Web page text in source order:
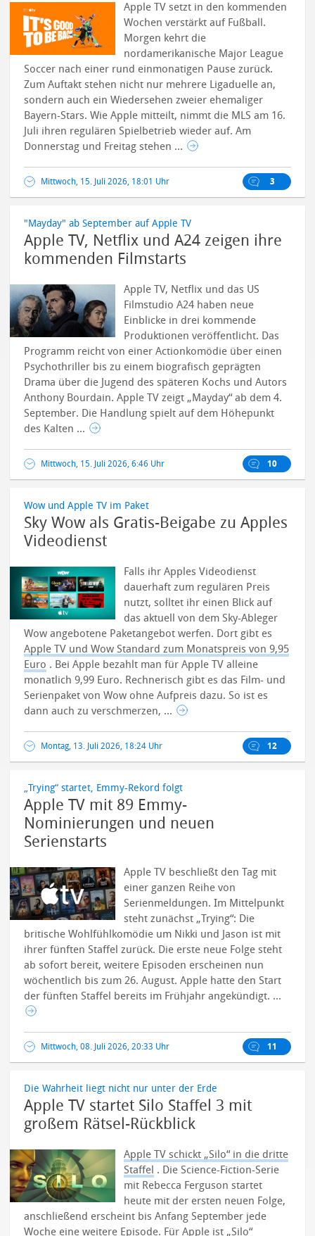
Apple TV setzt in den kommenden
Wochen verstärkt auf Fußball.
Morgen kehrt die
nordamerikanische Major League
Soccer nach einer rund einmonatigen Pause zurück.
Zum Auftakt stehen nicht nur mehrere Ligaduelle an,
sondern auch ein Wiedersehen zweier ehemaliger
Bayern-Stars.Wie Apple mitteilt, nimmt die MLS am 16.
Juli ihren regulären Spielbetrieb wieder auf. Am
Donnerstag und Freitag stehen ...
Mittwoch, 15. Juli 2026, 18:01 Uhr 3
"Mayday" ab September auf Apple TV
Apple TV, Netflix und A24 zeigen ihre
kommenden Filmstarts
Apple TV, Netflix und das US
Filmstudio A24 haben neue
Einblicke in drei kommende
Produktionen veröffentlicht. Das
Programm reicht von einer Actionkomödie über einen
Psychothriller bis zu einem biografisch geprägten
Drama über die Jugend des späteren Kochs und Autors
Anthony Bourdain.Apple TV zeigt „Mayday“ ab dem 4.
September. Die Handlung spielt auf dem Höhepunkt
des Kalten ...
Mittwoch, 15. Juli 2026, 6:46 Uhr 10
Wow und Apple TV im Paket
Sky Wow als Gratis-Beigabe zu Apples
Videodienst
Falls ihr Apples Videodienst
dauerhaft zum regulären Preis
nutzt, solltet ihr einen Blick auf
das aktuell von dem Sky-Ableger
Wow angebotene Paketangebot werfen. Dort gibt es
Apple TV und Wow Standard zum Monatspreis von 9,95
Euro . Bei Apple bezahlt man für Apple TV alleine
monatlich 9,99 Euro. Rechnerisch gibt es das Film- und
Serienpaket von Wow ohne Aufpreis dazu. So ist es
dann auch zu verschmerzen, ...
Montag, 13. Juli 2026, 18:24 Uhr 12
„Trying“ startet, Emmy-Rekord folgt
Apple TV mit 89 Emmy-
Nominierungen und neuen
Serienstarts
Apple TV beschließt den Tag mit
einer ganzen Reihe von
Serienmeldungen. Im Mittelpunkt
steht zunächst „Trying“: Die
britische Wohlfühlkomödie um Nikki und Jason ist mit
ihrer fünften Staffel zurück. Die erste neue Folge steht
ab sofort bereit, weitere Episoden erscheinen nun
wöchentlich bis zum 26. August.Apple hatte den Start
der fünften Staffel bereits im Frühjahr angekündigt. ...
Mittwoch, 08. Juli 2026, 20:33 Uhr 11
Die Wahrheit liegt nicht nur unter der Erde
Apple TV startet Silo Staffel 3 mit
großem Rätsel-Rückblick
Apple TV schickt „Silo“ in die dritte
Staffel . Die Science-Fiction-Serie
mit Rebecca Ferguson startet
heute mit der ersten neuen Folge,
anschließend erscheint bis Anfang September jede
Woche eine weitere Episode. Für Apple ist „Silo“